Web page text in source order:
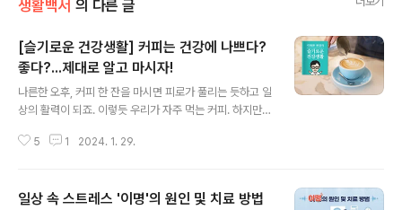
생활백서 의 다른 글
[슬기로운 건강생활] 커피는 건강에 나쁘다?
좋다?...제대로 알고 마시자!
나른한 오후, 커피 한 잔을 마시면 피로가 풀리는 듯하고 일
상의 활력이 되죠. 이렇듯 우리가 자주 먹는 커피. 하지만
데요. 먼저 커피가 건강에 나쁜 영향을 미친다는 연구는 크
것, 세 번째는 녹내장 위험을 높인다는 것입니다. 반대로 커
5 1 2024. 1. 29.
일상 속 스트레스 '이명'의 원인 및 치료 방법